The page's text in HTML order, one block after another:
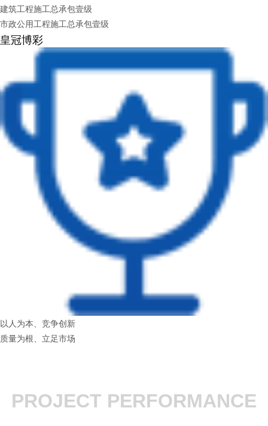
建筑工程施工总承包壹级
市政公用工程施工总承包壹级
皇冠博彩
以人为本、竞争创新
质量为根、立足市场
PROJECT PERFORMANCE